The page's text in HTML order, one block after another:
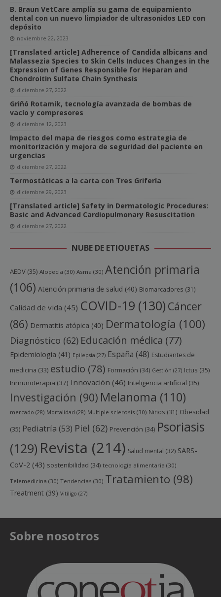
B. Braun VetCare amplía su gama de equipamiento
dental con un nuevo limpiador de ultrasonidos LED con
depósito
noviembre 22, 2023
[Translated article] Adherence of Candida albicans and
Malassezia Species to Skin Cells Induces Changes in the
Expression of Genes Responsible for Heparan and
Chondroitin Sulfate Chain Synthesis
diciembre 27, 2022
Griñó Rotamik, tecnología avanzada de bombas de
vacío y compresores
diciembre 12, 2023
Impacto del mapa de riesgos como estrategia de
monitorización y mejora de seguridad del paciente en
urgencias
diciembre 27, 2022
Termostáticas a la carta con Tres Grifería
diciembre 29, 2023
[Translated article] Safety in Dermatologic Procedures:
Basic and Advanced Cardiopulmonary Resuscitation
diciembre 27, 2022
NUBE DE ETIQUETAS
AEDV (35) Alopecia (30) Asma (30) Atención primaria
(106) Atención primaria de salud (40) Biomarcadores (31)
Calidad de vida (45) COVID-19 (130) Cáncer
(86) Dermatitis atópica (40) Dermatología (100)
Diagnóstico (62) Educación médica (77)
Epidemiología (41) Epilepsia (27) España (48) Estudiantes de
medicina (33) estudio (78) Formación (34) Gestión (27) Ictus (35)
Inmunoterapia (37) Innovación (46) Inteligencia artificial (35)
Investigación (90) Melanoma (110)
mercado (28) Mortalidad (28) Multiple sclerosis (30) Niños (31) Obesidad
(35) Pediatría (53) Piel (62) Prevención (34) Psoriasis
(129) Revista (214) Salud mental (32) SARS-
CoV-2 (43) sostenibilidad (34) tecnología alimentaria (30)
Telemedicina (30) Tendencias (30) Tratamiento (98)
Treatment (39) Vitíligo (27)
Sobre nosotros